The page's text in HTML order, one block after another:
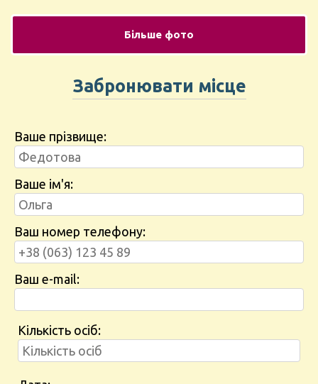
Більше фото
Забронювати місце
Ваше прізвище:
Ваше ім'я:
Ваш номер телефону:
Ваш e-mail:
Кількість осіб: